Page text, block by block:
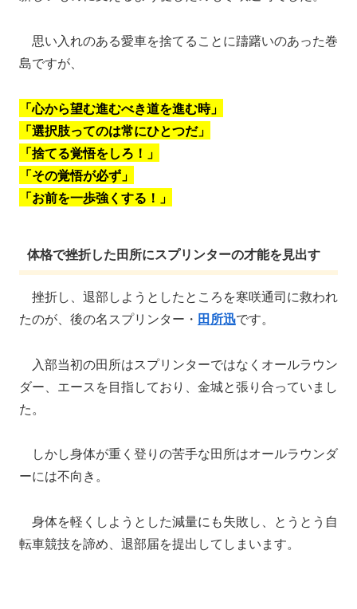
思い入れのある愛車を捨てることに躊躇いのあった巻
島ですが、
「心から望む進むべき道を進む時」
「選択肢ってのは常にひとつだ」
「捨てる覚悟をしろ！」
「その覚悟が必ず」
「お前を一歩強くする！」
体格で挫折した田所にスプリンターの才能を見出す
挫折し、退部しようとしたところを寒咲通司に救われ
たのが、後の名スプリンター・ 田所迅です。
入部当初の田所はスプリンターではなくオールラウン
ダー、エースを目指しており、金城と張り合っていまし
た。
しかし身体が重く登りの苦手な田所はオールラウンダ
ーには不向き。
身体を軽くしようとした減量にも失敗し、とうとう自
転車競技を諦め、退部届を提出してしまいます。